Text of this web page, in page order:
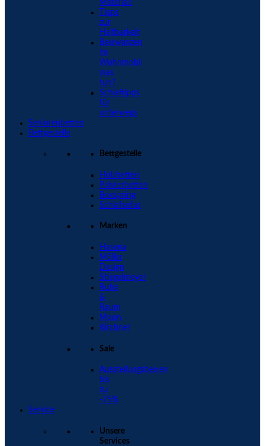
Material?
Tipps
zur
Haltbarkeit
Bettwanzen
im
Wohnmobil
was
tun?
Schlaftipps
für
unterwegs
Seniorenbetten
Bettgestelle
Bettgestelle
Holzbetten
Polsterbetten
Boxspring
Schlafsofas
Marken
Hasena
Möller
Design
Stiegelmeyer
Ruhe
&
Raum
Moon
Kirchner
Sale
Ausstellungsbetten
bis
zu
-75%
Service
Unsere
Services